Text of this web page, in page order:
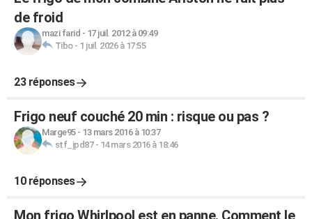
de froid
mazi farid - 17 juil. 2012 à 09:49
Tibo- 1 juil. 2026 à 17:55
23 réponses
Frigo neuf couché 20 min : risque ou pas ?
Marge95- 13 mars 2016 à 10:37
stf_jpd87- 14 mars 2016 à 18:46
10 réponses
Mon frigo Whirlpool est en panne. Comment le